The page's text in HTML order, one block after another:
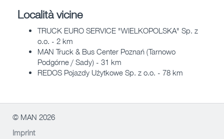
Località vicine
TRUCK EURO SERVICE "WIELKOPOLSKA" Sp. z
o.o. - 2 km
MAN Truck & Bus Center Poznań (Tarnowo
Podgórne / Sady) - 31 km
REDOS Pojazdy Użytkowe Sp. z o.o. - 78 km
© MAN 2026
Imprint